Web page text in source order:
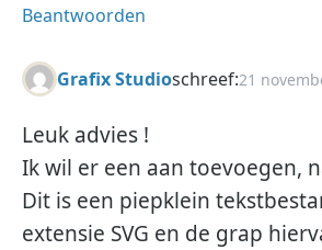
Beantwoorden
Grafix Studioschreef:21
Leuk advies !
Ik wil er een aan toevoegen,
Dit is een piepklein
extensie SVG en de grap